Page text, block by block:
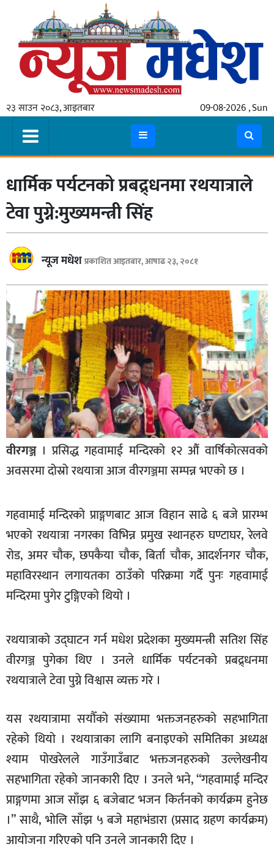
२३ साउन २०८३, आइतबार 09-08-2026 , Sun
गृहपृष्ठ
स्थानीय
प्रदेश
मधेश
प्रदेश
लुम्बिनी
गण्डकी
बागमती
कर्णाली
सुदूरपश्चिम
मधेश
विशेष
राजनीति
प्रमुख
समाचार
राष्ट्रिय
अन्तरबार्ता
अर्थ
खेलकुद
मनोरञ्जन
भिडियो
अन्य
शिक्षा
विचार
स्वास्थ्य
धार्मिक पर्यटनको प्रबद्र्धनमा रथयात्राले
टेवा पुग्ने:मुख्यमन्त्री सिंह
न्यूज मधेशप्रकाशित आइतबार, आषाढ २३, २०८१
वीरगञ्ज। प्रसिद्ध गहवामाई मन्दिरको १२ औं वार्षिकोत्सवको
अवसरमा दोस्रो रथयात्रा आज वीरगञ्जमा सम्पन्न भएको छ ।
गहवामाई मन्दिरको प्राङ्गणबाट आज विहान साढे ६ बजे प्रारम्भ
भएको रथयात्रा नगरका विभिन्न प्रमुख स्थानहरु घण्टाघर, रेलवे
रोड, अमर चौक, छपकैया चौक, बिर्ता चौक, आदर्शनगर चौक,
महाविरस्थान लगायतका ठाउँको परिक्रमा गर्दै पुनः गहवामाई
मन्दिरमा पुगेर टुङ्गिएको थियो ।
रथयात्राको उद्घाटन गर्न मधेश प्रदेशका मुख्यमन्त्री सतिश सिंह
वीरगञ्ज पुगेका थिए । उनले धार्मिक पर्यटनको प्रबद्र्धनमा
रथयात्राले टेवा पुग्ने विश्वास व्यक्त गरे ।
यस रथयात्रामा सयौँको संख्यामा भक्तजनहरुको सहभागिता
रहेको थियो । रथयात्राका लागि बनाइएको समितिका अध्यक्ष
श्याम पोखरेलले गाउँगाउँबाट भक्तजनहरुको उल्लेखनीय
सहभागिता रहेको जानकारी दिए । उनले भने, “गहवामाई मन्दिर
प्राङ्गणमा आज साँझ ६ बजेबाट भजन किर्तनको कार्यक्रम हुनेछ
।” साथै, भोलि साँझ ५ बजे महाभंडारा (प्रसाद ग्रहण कार्यक्रम)
आयोजना गरिएको पनि उनले जानकारी दिए ।